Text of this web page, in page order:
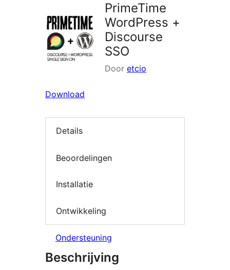
PrimeTime
WordPress +
Discourse
SSO
Door etcio
Download
Details
Beoordelingen
Installatie
Ontwikkeling
Ondersteuning
Beschrijving